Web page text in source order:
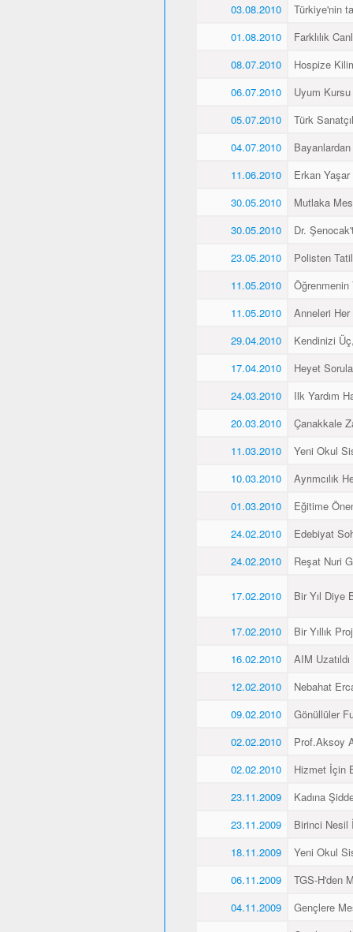
03.08.2010
Türkiye'nin
01.08.2010
Farklılık
08.07.2010
Hospize
06.07.2010
Uyum
05.07.2010
Türk
04.07.2010
11.06.2010
Erkan Yaşar
30.05.2010
Mutlaka
30.05.2010
Dr.
23.05.2010
Polisten
11.05.2010
Öğrenmenin
11.05.2010
Anneleri Her
29.04.2010
Kendinizi
17.04.2010
Heyet
24.03.2010
Ilk Yardım
20.03.2010
Çanakkale
11.03.2010
Yeni Okul
10.03.2010
Ayrımcılık
01.03.2010
Eğitime
24.02.2010
Edebiyat
24.02.2010
Reşat Nuri
17.02.2010 Bir Yıl Diye
17.02.2010
Bir Yıllık
16.02.2010
AIM Uzatıldı
12.02.2010
Nebahat
09.02.2010
Gönüllüler
02.02.2010
Prof.Aksoy
02.02.2010
Hizmet İçin
23.11.2009
Kadına
23.11.2009
Birinci Nesil
18.11.2009
Yeni Okul
06.11.2009
TGS-H'den
04.11.2009
Gençlere